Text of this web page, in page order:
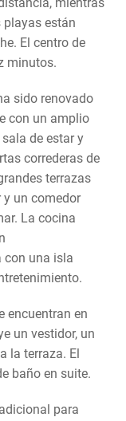
playas están
El centro de
minutos.
sido renovado
con un amplio
de estar y
correderas de
terrazas
y un comedor
La cocina
con una isla
encuentran en
un vestidor, un
la terraza. El
baño en suite.
para